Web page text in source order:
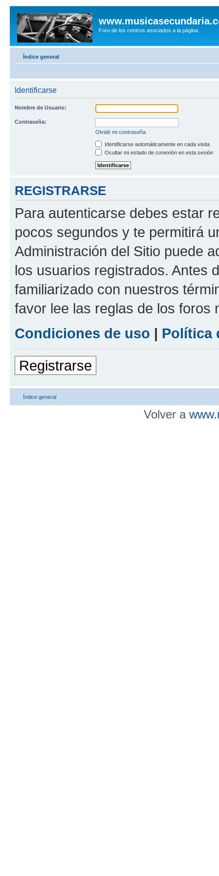
Foro de los centros asociados a la página.
Índice general
Identificarse
Nombre de Usuario:
Contraseña:
Olvidé mi contraseña
Identificarse automáticamente en cada visita
Ocultar mi estado de conexión en esta sesión
REGISTRARSE
Para autenticarse debes estar
pocos segundos y te permitirá
Administración del Sitio puede
los usuarios registrados. Antes
familiarizado con nuestros
favor lee las reglas de los foros
Condiciones de uso | Política
Registrarse
Índice general
Volver a